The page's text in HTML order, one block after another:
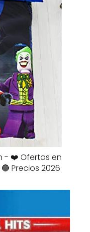
- ❤️ Ofertas en
Precios 2026